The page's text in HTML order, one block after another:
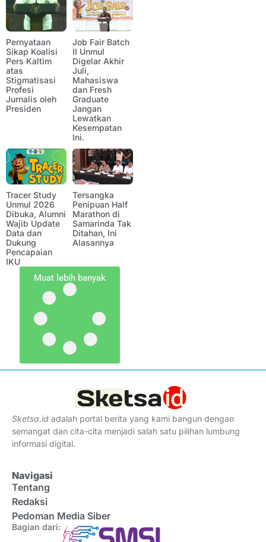
Pernyataan
Sikap Koalisi
Pers Kaltim
atas
Stigmatisasi
Profesi
Jurnalis oleh
Presiden
Job Fair Batch
II Unmul
Digelar Akhir
Juli,
Mahasiswa
dan Fresh
Graduate
Jangan
Lewatkan
Kesempatan
Ini.
Tracer Study
Unmul 2026
Dibuka, Alumni
Wajib Update
Data dan
Dukung
Pencapaian
IKU
Tersangka
Penipuan Half
Marathon di
Samarinda Tak
Ditahan, Ini
Alasannya
Muat lebih banyak
Sketsa.id adalah portal berita yang kami bangun dengan
semangat dan cita-cita menjadi salah satu pilihan lumbung
informasi digital.
Navigasi
Tentang
Redaksi
Pedoman Media Siber
Bagian dari: